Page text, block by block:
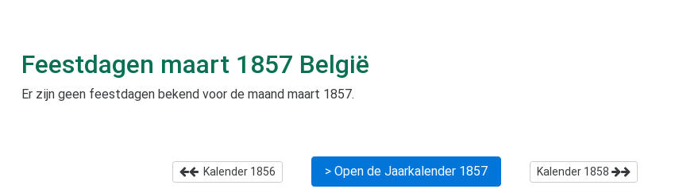
Feestdagen maart 1857 België
Er zijn geen feestdagen bekend voor de maand maart 1857.
Kalender 1856 > Open de Jaarkalender 1857 Kalender 1858